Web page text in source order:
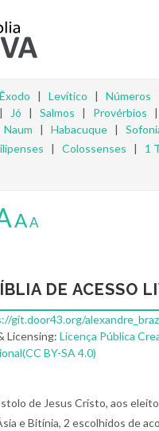
Êxodo | Levítico | Números
Jó | Salmos | Provérbios |
Naum | Habacuque |
| Colossenses | 1
AA
DE ACESSO
git.door43.org/
Licensing: Licença Pública
BY-SA 4.0)
de Jesus Cristo, aos
e Bitínia, 2 escolhidos de